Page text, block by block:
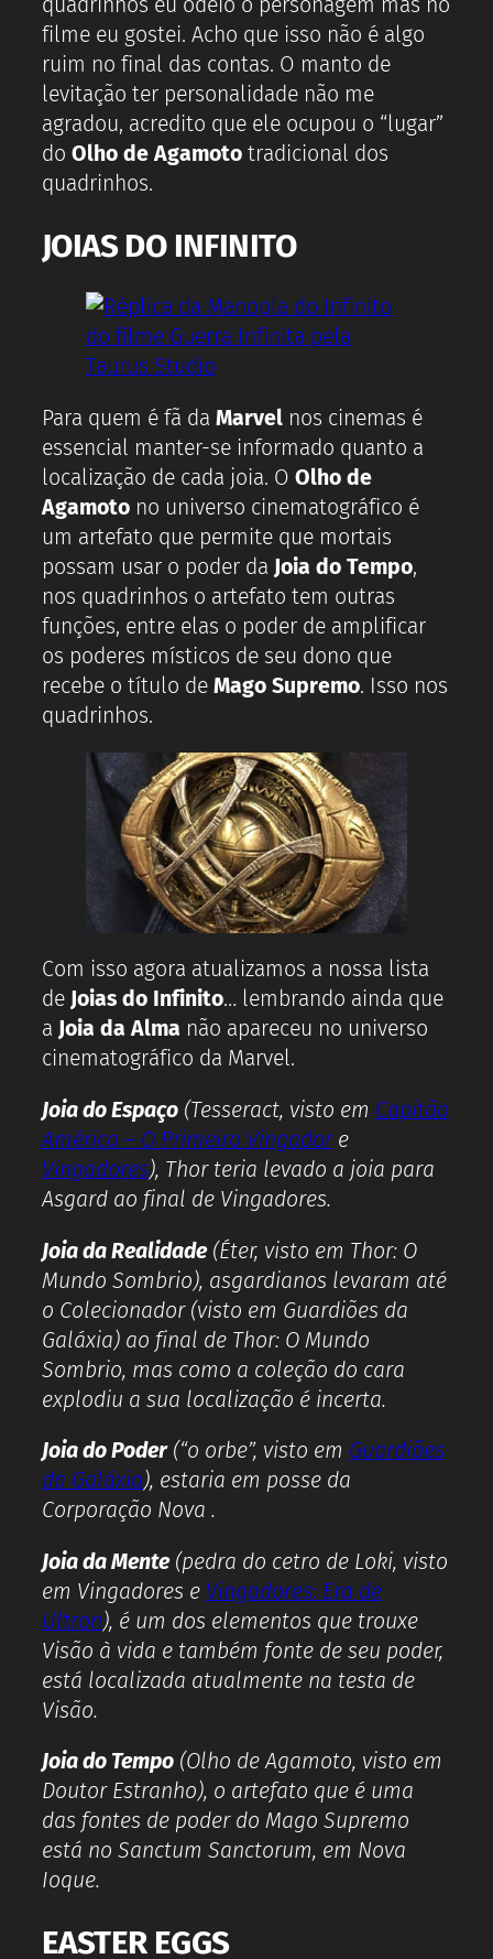
quadrinhos eu odeio o personagem mas no
filme eu gostei. Acho que isso não é algo
ruim no final das contas. O manto de
levitação ter personalidade não me
agradou, acredito que ele ocupou o “lugar”
do Olho de Agamototradicional dos
quadrinhos.
JOIAS DO INFINITO
Para quem é fã da Marvelnos cinemas é
essencial manter-se informado quanto a
localização de cada joia. O Olho de
Agamotono universo cinematográfico é
um artefato que permite que mortais
possam usar o poder da Joia do Tempo,
nos quadrinhos o artefato tem outras
funções, entre elas o poder de amplificar
os poderes místicos de seu dono que
recebe o título de Mago Supremo. Isso nos
quadrinhos.
Com isso agora atualizamos a nossa lista
de Joias do Infinito… lembrando ainda que
a Joia da Alma não apareceu no universo
cinematográfico da Marvel.
Joia do Espaço(Tesseract, visto em Capitão
América – O Primeiro Vingadore
Vingadores), Thor teria levado a joia para
Asgard ao final de Vingadores.
Joia da Realidade(Éter, visto em Thor: O
Mundo Sombrio), asgardianos levaram até
o Colecionador (visto em Guardiões da
Galáxia) ao final de Thor: O Mundo
Sombrio, mas como a coleção do cara
explodiu a sua localização é incerta.
Joia do Poder(“o orbe”, visto em Guardiões
da Galáxia), estaria em posse da
Corporação Nova .
Joia da Mente(pedra do cetro de Loki, visto
em Vingadores e Vingadores: Era de
Ultron), é um dos elementos que trouxe
Visão à vida e também fonte de seu poder,
está localizada atualmente na testa de
Visão.
Joia do Tempo(Olho de Agamoto, visto em
Doutor Estranho), o artefato que é uma
das fontes de poder do Mago Supremo
está no Sanctum Sanctorum, em Nova
Ioque.
EASTER EGGS